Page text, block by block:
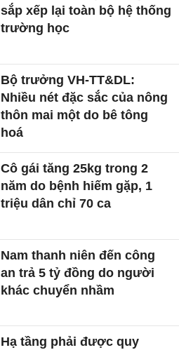
sắp xếp lại toàn bộ hệ thống
trường học
Bộ trưởng VH-TT&DL:
Nhiều nét đặc sắc của nông
thôn mai một do bê tông
hoá
Cô gái tăng 25kg trong 2
năm do bệnh hiếm gặp, 1
triệu dân chỉ 70 ca
Nam thanh niên đến công
an trả 5 tỷ đồng do người
khác chuyển nhầm
Hạ tầng phải được quy